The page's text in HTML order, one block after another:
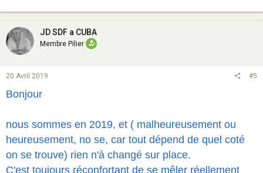
JD SDF a CUBA
Membre Pilier
20 Avril 2019 #5
Bonjour
nous sommes en 2019, et ( malheureusement ou
heureusement, no se, car tout dépend de quel coté
on se trouve) rien n'à changé sur place.
C'est toujours réconfortant de se mêler réellement